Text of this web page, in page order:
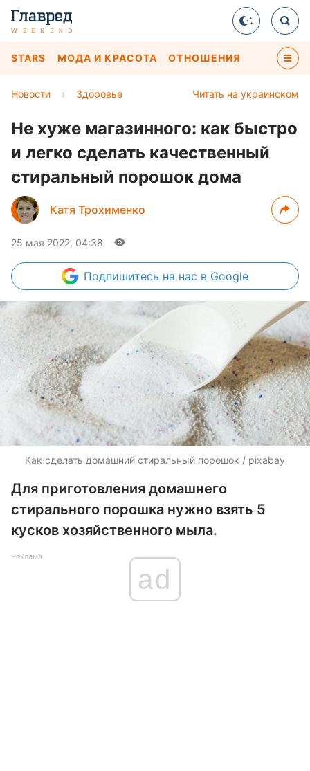
STARS МОДА И КРАСОТА ОТНОШЕНИЯ
Читать на украинском
Новости › Здоровье
Не хуже магазинного: как быстро
и легко сделать качественный
стиральный порошок дома
Катя Трохименко
25 мая 2022, 04:38
Подпишитесь на нас в Google
Как сделать домашний стиральный порошок / pixabay
Для приготовления домашнего
стирального порошка нужно взять 5
кусков хозяйственного мыла.
Реклама
ad